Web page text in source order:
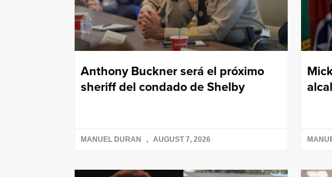
Anthony Buckner será el próximo
sheriff del condado de Shelby
MANUEL DURAN AUGUST 7, 2026